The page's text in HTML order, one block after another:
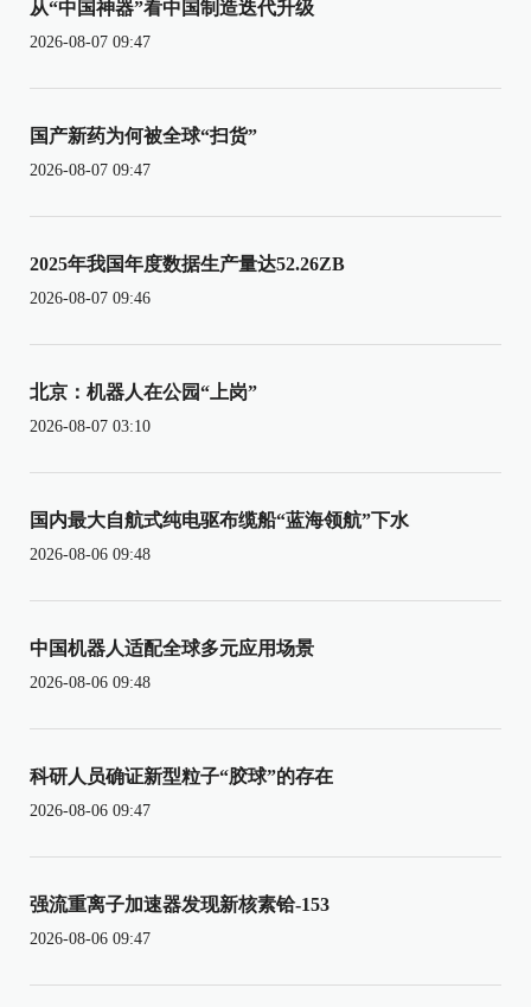
从“中国神器”看中国制造迭代升级
2026-08-07 09:47
国产新药为何被全球“扫货”
2026-08-07 09:47
2025年我国年度数据生产量达52.26ZB
2026-08-07 09:46
北京：机器人在公园“上岗”
2026-08-07 03:10
国内最大自航式纯电驱布缆船“蓝海领航”下水
2026-08-06 09:48
中国机器人适配全球多元应用场景
2026-08-06 09:48
科研人员确证新型粒子“胶球”的存在
2026-08-06 09:47
强流重离子加速器发现新核素铪-153
2026-08-06 09:47